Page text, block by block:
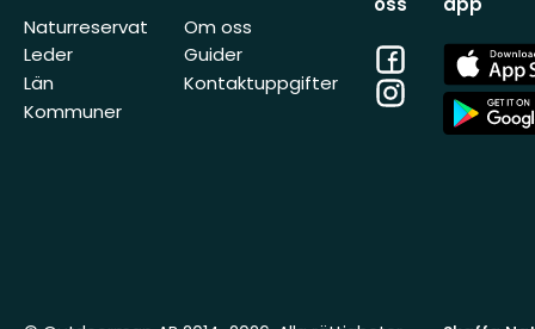
Naturreservat
Leder
Län
Kommuner
Om oss
Guider
Kontaktuppgifter
Facebook
Instagram
App
Store
App
Store